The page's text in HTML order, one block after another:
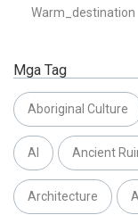
Warm_destination
Mga Tag
Aboriginal Culture
AI Ancient
Architecture